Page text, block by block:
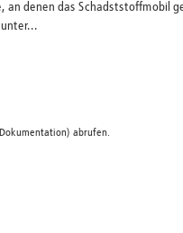
an denen das Schadststoffmobil
) abrufen.